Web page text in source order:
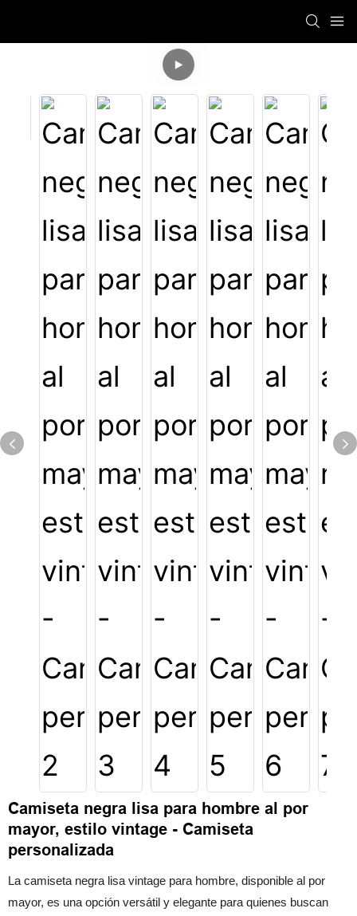
Camiseta negra lisa para hombre al por
mayor, estilo vintage - Camiseta
personalizada
La camiseta negra lisa vintage para hombre, disponible al por
mayor, es una opción versátil y elegante para quienes buscan